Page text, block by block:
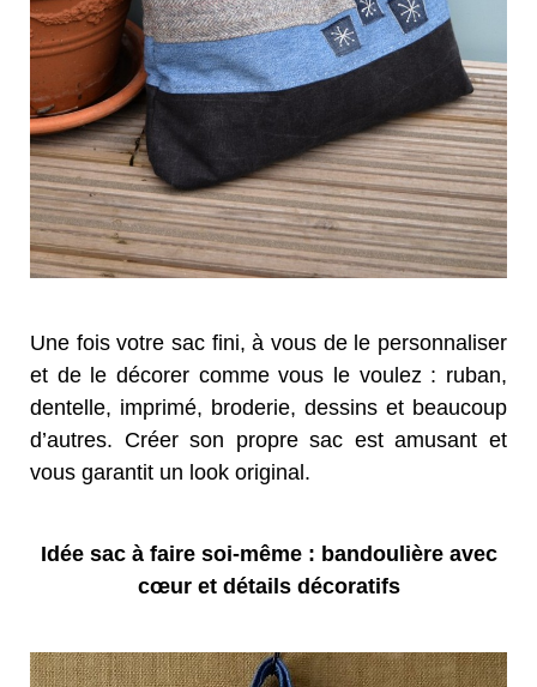
Une fois votre sac fini, à vous de le personnaliser
et de le décorer comme vous le voulez : ruban,
dentelle, imprimé, broderie, dessins et beaucoup
d’autres. Créer son propre sac est amusant et
vous garantit un look original.
Idée sac à faire soi-même : bandoulière avec
cœur et détails décoratifs